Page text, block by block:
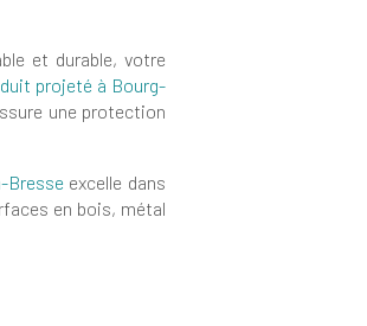
et durable, votre
projeté à Bourg-
une protection
Bresse excelle dans
en bois, métal